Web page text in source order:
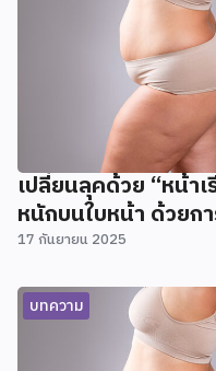
เปลี่ยนลุคด้วย “หน้า
หนักบนใบหน้า ด้วยก
17 กันยายน 2025
บทความ